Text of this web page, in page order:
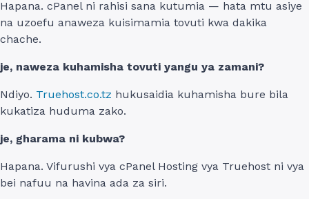
Hapana. cPanel ni rahisi sana kutumia — hata mtu asiye
na uzoefu anaweza kuisimamia tovuti kwa dakika
chache.
je, naweza kuhamisha tovuti yangu ya zamani?
Ndiyo. Truehost.co.tz hukusaidia kuhamisha bure bila
kukatiza huduma zako.
je, gharama ni kubwa?
Hapana. Vifurushi vya cPanel Hosting vya Truehost ni vya
bei nafuu na havina ada za siri.